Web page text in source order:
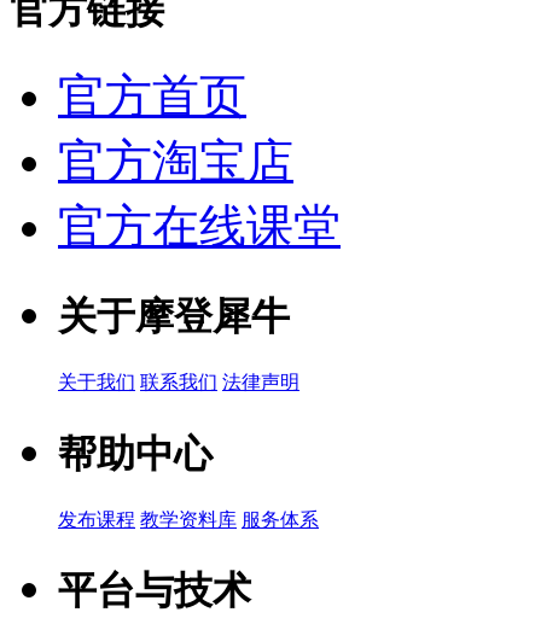
官方链接
官方首页
官方淘宝店
官方在线课堂
关于摩登犀牛
关于我们 联系我们 法律声明
帮助中心
发布课程 教学资料库 服务体系
平台与技术